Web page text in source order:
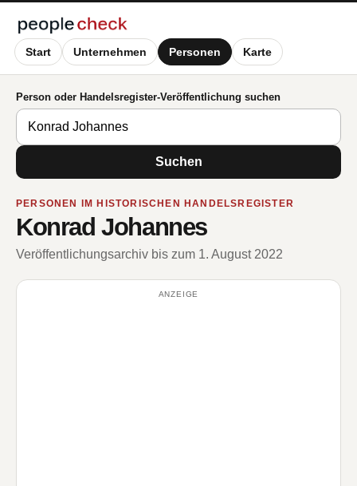
Start Unternehmen Personen Karte
Person oder Handelsregister-Veröffentlichung suchen
Suchen
PERSONEN IM HISTORISCHEN HANDELSREGISTER
Konrad Johannes
Veröffentlichungsarchiv bis zum 1. August 2022
ANZEIGE